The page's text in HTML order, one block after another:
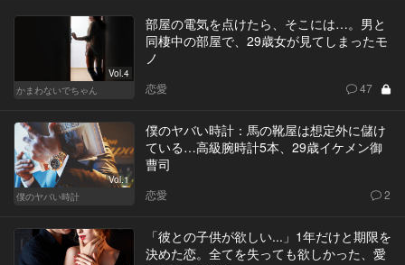
Vol.4
かまわないでちゃん
部屋の電気を点けたら、そこには…。男と
同棲中の部屋で、29歳女が見てしまったモ
ノ
恋愛 47
Vol.1
僕のヤバい時計
僕のヤバい時計：馬の靴屋は想定外に儲け
ている…高級腕時計5本、29歳イケメン御
曹司
恋愛 2
「彼との子供が欲しい...」1年だけと期限を
決めた恋。全てを失っても欲しかった、愛